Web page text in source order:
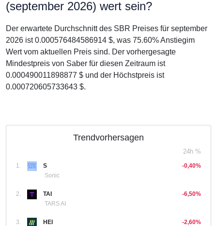
(september 2026) wert sein?
Der erwartete Durchschnitt des SBR Preises für september
2026 ist 0.000576484586914 $, was 75.60% Anstiegim
Wert vom aktuellen Preis sind. Der vorhergesagte
Mindestpreis von Saber für diesen Zeitraum ist
0.000490011898877 $ und der Höchstpreis ist
0.000720605733643 $.
Trendvorhersagen
24h %
1.
S
Sonic
-0,40%
2.
TAI
TARS AI
-6,50%
3.
HEI
-2,60%